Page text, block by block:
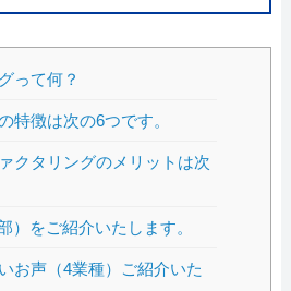
って何？
特徴は次の6つです。
クタリングのメリットは次
）をご紹介いたします。
お声（4業種）ご紹介いた